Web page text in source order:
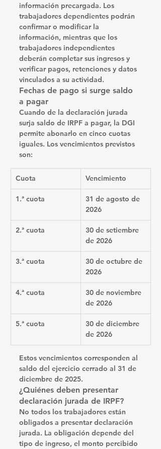
información precargada. Los
trabajadores dependientes podrán
confirmar o modificar la
información, mientras que los
trabajadores independientes
deberán completar sus ingresos y
verificar pagos, retenciones y datos
vinculados a su actividad.
Fechas de pago si surge saldo
a pagar
Cuando de la declaración jurada
surja saldo de IRPF a pagar, la DGI
permite abonarlo en cinco cuotas
iguales. Los vencimientos previstos
son:
Cuota Vencimiento
1.ª cuota
31 de agosto de
2026
2.ª cuota
30 de setiembre
de 2026
3.ª cuota
30 de octubre de
2026
4.ª cuota
30 de noviembre
de 2026
5.ª cuota
30 de diciembre
de 2026
Estos vencimientos corresponden al
saldo del ejercicio cerrado al 31 de
diciembre de 2025.
¿Quiénes deben presentar
declaración jurada de IRPF?
No todos los trabajadores están
obligados a presentar declaración
jurada. La obligación depende del
tipo de ingreso, el monto percibido